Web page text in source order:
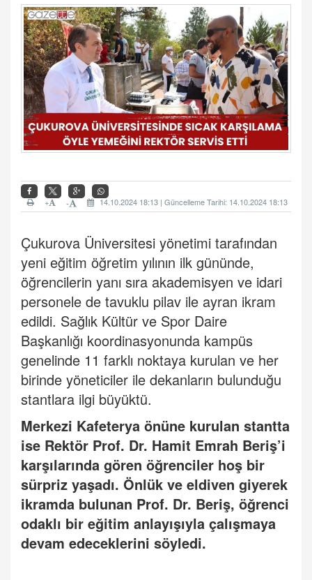
14.10.2024 18:13 | Güncelleme Tarihi: 14.10.2024 18:13
-
+
Çukurova Üniversitesi yönetimi tarafından
yeni eğitim öğretim yılının ilk gününde,
öğrencilerin yanı sıra akademisyen ve idari
personele de tavuklu pilav ile ayran ikram
edildi. Sağlık Kültür ve Spor Daire
Başkanlığı koordinasyonunda kampüs
genelinde 11 farklı noktaya kurulan ve her
birinde yöneticiler ile dekanların bulunduğu
stantlara ilgi büyüktü.
Merkezi Kafeterya önüne kurulan stantta
ise Rektör Prof. Dr. Hamit Emrah Beriş’i
karşılarında gören öğrenciler hoş bir
sürpriz yaşadı. Önlük ve eldiven giyerek
ikramda bulunan Prof. Dr. Beriş, öğrenci
odaklı bir eğitim anlayışıyla çalışmaya
devam edeceklerini söyledi.